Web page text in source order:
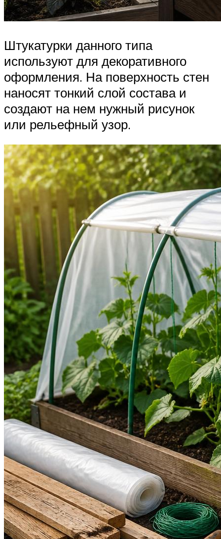
Штукатурки данного типа
используют для декоративного
оформления. На поверхность стен
наносят тонкий слой состава и
создают на нем нужный рисунок
или рельефный узор.